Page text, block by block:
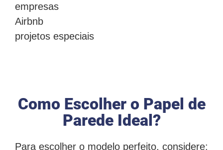
empresas
Airbnb
projetos especiais
Como Escolher o Papel de
Parede Ideal?
Para escolher o modelo perfeito, considere: